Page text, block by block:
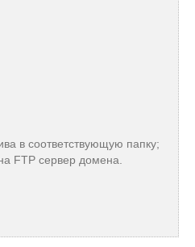
в соответствующую папку;
FTP сервер домена.